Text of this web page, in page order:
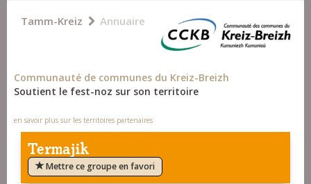
Tamm-Kreiz Annuaire
Communauté de communes du Kreiz-Breizh
Soutient le fest-noz sur son territoire
en savoir plus sur les territoires partenaires
Termajik
Mettre ce groupe en favori